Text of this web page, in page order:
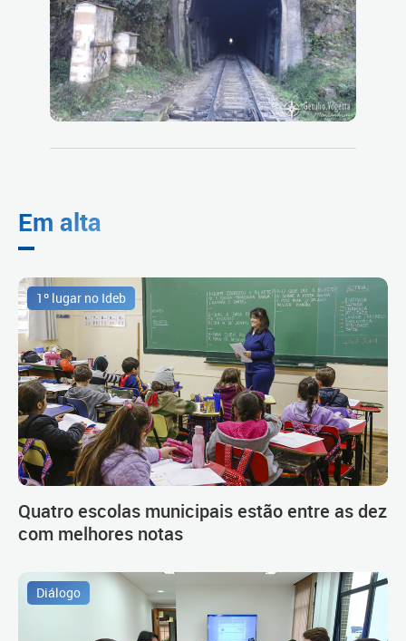
Em alta
1º lugar no Ideb
Quatro escolas municipais estão entre as dez
com melhores notas
Diálogo